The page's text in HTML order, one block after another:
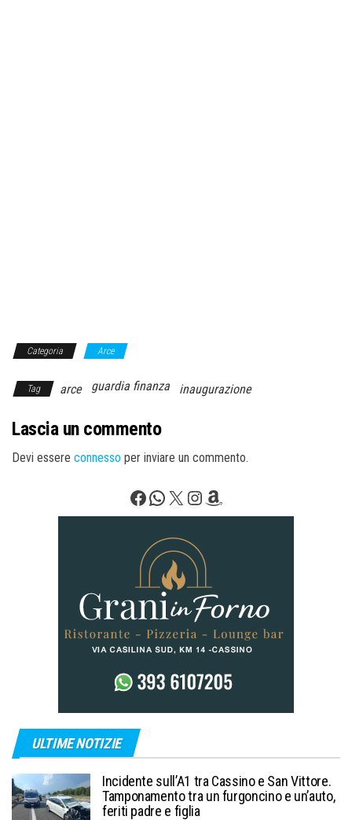
Categoria Arce
Tag arce guardia finanza inaugurazione
Lascia un commento
Devi essere connesso per inviare un commento.
Facebook
WhatsApp
X Instagram
Amazon
ULTIME NOTIZIE
Incidente sull’A1 tra Cassino e San Vittore.
Tamponamento tra un furgoncino e un’auto,
feriti padre e figlia